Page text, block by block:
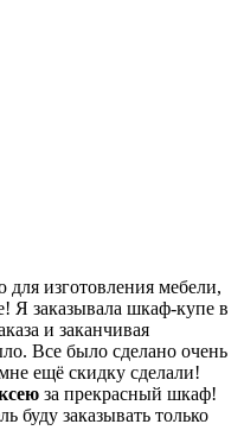
изготовления мебели,
Я заказывала шкаф-купе в
и заканчивая
Все было сделано очень
ещё скидку сделали!
за прекрасный шкаф!
буду заказывать только